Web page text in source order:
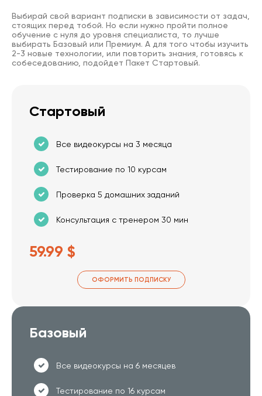
Выбирай свой вариант подписки в зависимости от задач,
стоящих перед тобой. Но если нужно пройти полное
обучение с нуля до уровня специалиста, то лучше
выбирать Базовый или Премиум. А для того чтобы изучить
2-3 новые технологии, или повторить знания, готовясь к
собеседованию, подойдет Пакет Стартовый.
Стартовый
Все видеокурсы на 3 месяца
Тестирование по 10 курсам
Проверка 5 домашних заданий
Консультация с тренером 30 мин
59.99 $
ОФОРМИТЬ ПОДПИСКУ
Базовый
Все видеокурсы на 6 месяцев
Тестирование по 16 курсам